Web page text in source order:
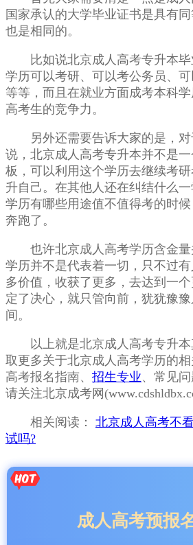
国家承认的大学毕业证书是具有
也是相同的。
比如说北京成人高考专升本毕
学历可以考研、可以考公务员、
等等，而且在就业方面成考本科
高考生的竞争力。
另外还需要告诉大家的是，对
说，北京成人高考专升本并不是
板，可以利用这个学历去继续考
升自己。在其他人还在纠结什么
学历有哪些用途值不值得考的时
奔跑了。
也许北京成人高考学历含金量
学历并不是代表着一切，只不过
多价值，收获了更多，去达到一
定了决心，就只管向前，犹犹豫
间。
以上就是北京成人高考专升本
取更多关于北京成人高考学历的
高考报名指南、 招生专业、常见
请关注北京成考网
相关阅读： 北京成人高考不
试吗?
成人高考预报